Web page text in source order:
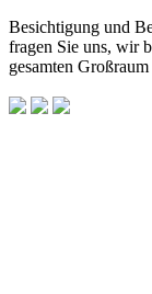
Besichtigung und
fragen Sie uns, wir
gesamten